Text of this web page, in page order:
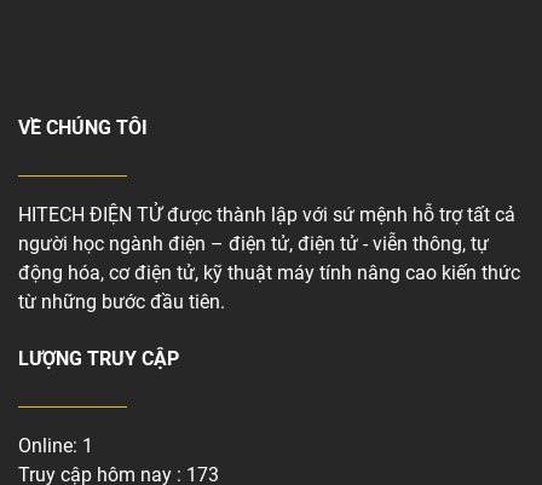
VỀ CHÚNG TÔI
HITECH ĐIỆN TỬ được thành lập với sứ mệnh hỗ trợ tất cả
người học ngành điện – điện tử, điện tử - viễn thông, tự
động hóa, cơ điện tử, kỹ thuật máy tính nâng cao kiến thức
từ những bước đầu tiên.
LƯỢNG TRUY CẬP
Online: 1
Truy cập hôm nay : 173